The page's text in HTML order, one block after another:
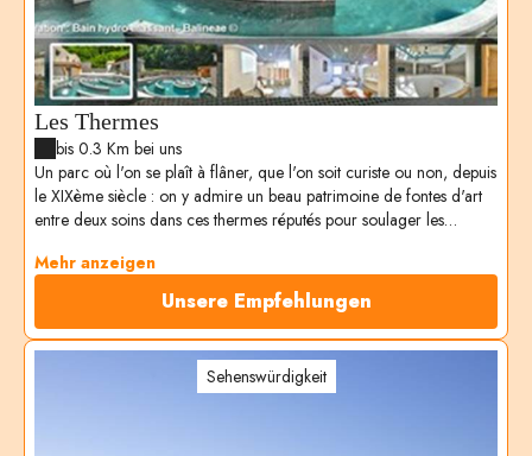
Les Thermes
bis 0.3 Km bei uns
Un parc où l'on se plaît à flâner, que l'on soit curiste ou non, depuis
le XIXème siècle : on y admire un beau patrimoine de fontes d'art
entre deux soins dans ces thermes réputés pour soulager les
Mehr anzeigen
Unsere Empfehlungen
Sehenswürdigkeit